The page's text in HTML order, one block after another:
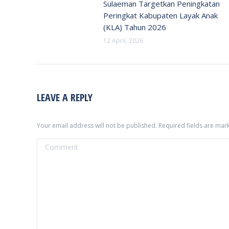
Sulaeman Targetkan Peningkatan
Peringkat Kabupaten Layak Anak
(KLA) Tahun 2026
12 April, 2026
LEAVE A REPLY
Your email address will not be published. Required fields are
Comment